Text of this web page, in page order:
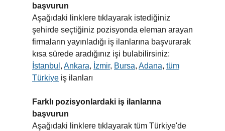
başvurun
Aşağıdaki linklere tıklayarak istediğiniz
şehirde seçtiğiniz pozisyonda eleman arayan
firmaların yayınladığı iş ilanlarına başvurarak
kısa sürede aradığınız işi bulabilirsiniz:
İstanbul , Ankara, İzmir, Bursa, Adana, tüm
Türkiye iş ilanları
Farklı pozisyonlardaki iş ilanlarına
başvurun
Aşağıdaki linklere tıklayarak tüm Türkiye'de